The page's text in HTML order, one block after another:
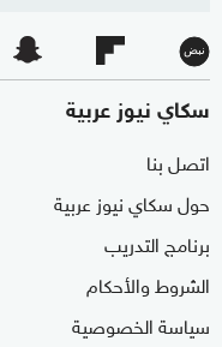
سكاي نيوز عربية
اتصل بنا
حول سكاي نيوز عربية
برنامج التدريب
الشروط والأحكام
سياسة الخصوصية